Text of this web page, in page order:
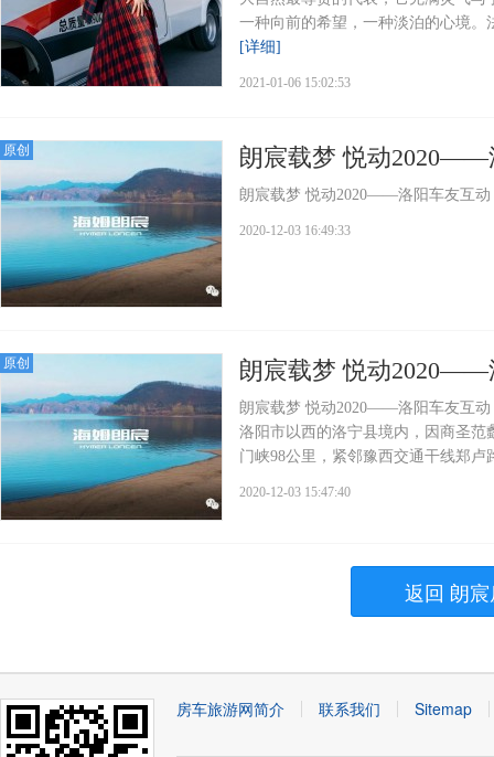
一种向前的希望，一种淡泊的心境。
[详细]
2021-01-06 15:02:53
原创 朗宸载梦 悦动2020——
朗宸载梦 悦动2020——洛阳车友互
2020-12-03 16:49:33
原创 朗宸载梦 悦动2020——
朗宸载梦 悦动2020——洛阳车友互
洛阳市以西的洛宁县境内，因商圣范
门峡98公里，紧邻豫西交通干线郑
2020-12-03 15:47:40
返回 朗
房车旅游网简介 联系我们 Sitemap